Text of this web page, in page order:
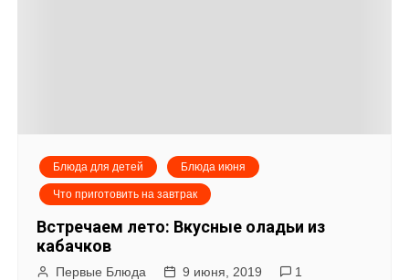
Блюда для детей Блюда июня
Что приготовить на завтрак
Встречаем лето: Вкусные оладьи из
кабачков
Первые Блюда 9 июня, 2019 1